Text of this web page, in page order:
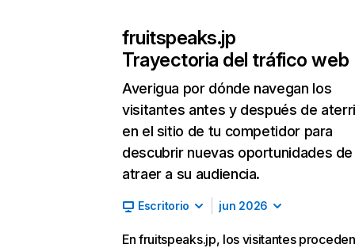
fruitspeaks.jp
Trayectoria del tráfico web
Averigua por dónde navegan los
visitantes antes y después de
en el sitio de tu competidor para
descubrir nuevas oportunidades de
atraer a su audiencia.
Escritorio jun 2026
En fruitspeaks.jp, los visitantes proceden